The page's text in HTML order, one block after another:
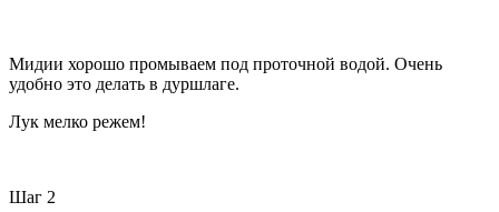
Мидии хорошо промываем под проточной водой. Очень
удобно это делать в дуршлаге.
Лук мелко режем!
Шаг 2